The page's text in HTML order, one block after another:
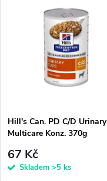
ů
Hill's Can. PD C/D Urinary
Multicare Konz. 370g
67 Kč
Skladem >5 ks